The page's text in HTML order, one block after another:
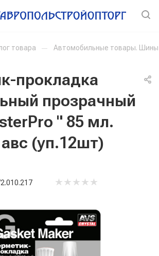
товара — Автомобильные товары. Шины
прокладка
прозрачный
" 85 мл.
(уп.12шт)